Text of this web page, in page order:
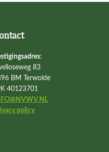
:
83
BM Terwolde
40123701
policy